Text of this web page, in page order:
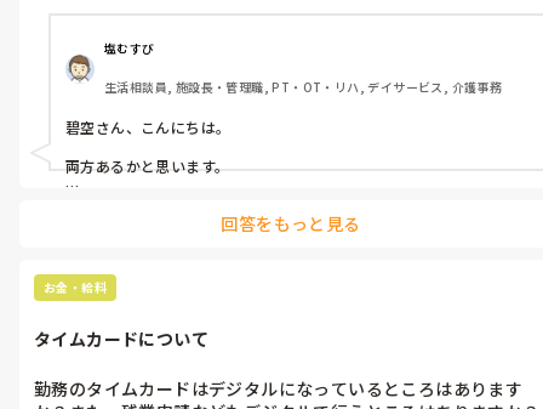
塩むすび
生活相談員, 施設長・管理職, PT・OT・リハ, デイサービス, 介護事務
碧空さん、こんにちは。
両方あるかと思います。
ハ職が少しずつ各施設に配置された頃で、どこも1人職場でけっこう
ポジショニングや移乗方法のレクチャーや職員の体のメンテナンス
（腰痛予防など）などの発信で徐々に距離を詰めていった感じです。
現場はどこも忙しく、「ご利用者さんのためだからやってくださ
おなじことなんだけど、「こうすると利用者さんも楽に動けるし、そ
うすると介助も減って職員さんも楽だよね〜、やってみない？」と
回答をもっと見る
お金・給料
タイムカードについて
勤務のタイムカードはデジタルになっているところはあります